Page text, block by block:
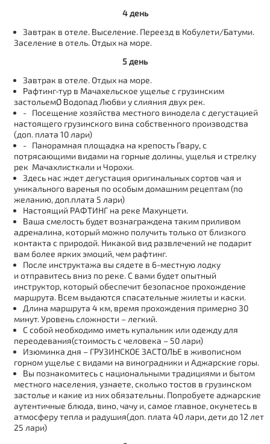
4 день
Завтрак в отеле. Выселение. Переезд в Кобулети/Батуми.
Заселение в отель. Отдых на море.
5 день
Завтрак в отеле. Отдых на море.
Рафтинг-тур в Мачахельское ущелье с грузинским
застольемØ Водопад Любви у слияния двух рек.
- Посещение хозяйства местного винодела с дегустацией
настоящего грузинского вина собственного производства
(доп. плата 10 лари)
- Панорамная площадка на крепость Гвару, с
потрясающими видами на горные долины, ущелья и стрелку
рек Мачахлисткали и Чорохи.
Здесь нас ждет дегустация оригинальных сортов чая и
уникального варенья по особым домашним рецептам (по
желанию, доп.плата 5 лари)
Настоящий РАФТИНГ на реке Махунцети.
Ваша смелость будет вознаграждена таким приливом
адреналина, который можно получить только от близкого
контакта с природой. Никакой вид развлечений не подарит
вам более ярких эмоций, чем рафтинг.
После инструктажа вы сядете в 6-местную лодку
и отправитесь вниз по реке. С вами будет опытный
инструктор, который обеспечит безопасное прохождение
маршрута. Всем выдаются спасательные жилеты и каски.
Длина маршрута 4 км, время прохождения примерно 30
минут. Уровень сложности – легкий.
С собой необходимо иметь купальник или одежду для
переодевания(стоимость с человека – 50 лари)
Изюминка дня – ГРУЗИНСКОЕ ЗАСТОЛЬЕ в живописном
горном ущелье с видами на виноградники и Аджарские горы.
Вы познакомитесь с национальными традициями и бытом
местного населения, узнаете, сколько тостов в грузинском
застолье и какие из них обязательны. Попробуете аджарские
аутентичные блюда, вино, чачу и, самое главное, окунетесь в
атмосферу тепла и радушия(доп. плата 40 лари, дети до 12 лет
25 лари)